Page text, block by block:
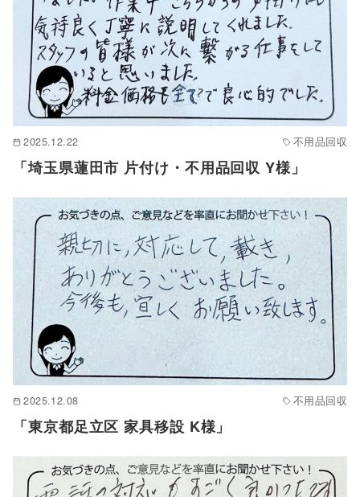
2025.12.22 不用品回収
「埼玉県蓮田市 片付け・不用品回収 Y様」
2025.12.08 不用品回収
「東京都足立区 家具移設 K様」